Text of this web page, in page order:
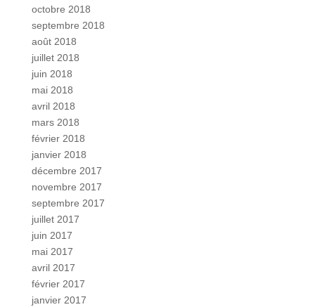
octobre 2018
septembre 2018
août 2018
juillet 2018
juin 2018
mai 2018
avril 2018
mars 2018
février 2018
janvier 2018
décembre 2017
novembre 2017
septembre 2017
juillet 2017
juin 2017
mai 2017
avril 2017
février 2017
janvier 2017